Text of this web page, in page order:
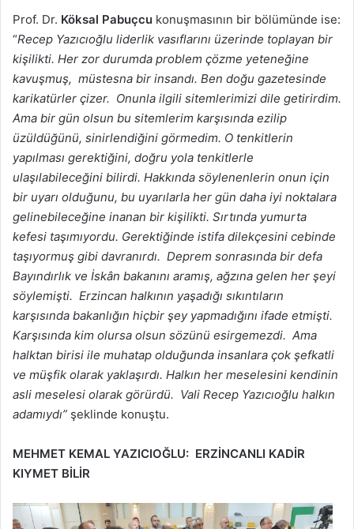
Prof. Dr. Köksal Pabuçcu konuşmasının bir bölümünde ise:
“Recep Yazıcıoğlu liderlik vasıflarını üzerinde toplayan bir
kişilikti. Her zor durumda problem çözme yeteneğine
kavuşmuş, müstesna bir insandı. Ben doğu gazetesinde
karikatürler çizer. Onunla ilgili sitemlerimizi dile getirirdim.
Ama bir gün olsun bu sitemlerim karşısında ezilip
üzüldüğünü, sinirlendiğini görmedim. O tenkitlerin
yapılması gerektiğini, doğru yola tenkitlerle
ulaşılabileceğini bilirdi. Hakkında söylenenlerin onun için
bir uyarı olduğunu, bu uyarılarla her gün daha iyi noktalara
gelinebileceğine inanan bir kişilikti. Sırtında yumurta
kefesi taşımıyordu. Gerektiğinde istifa dilekçesini cebinde
taşıyormuş gibi davranırdı. Deprem sonrasında bir defa
Bayındırlık ve İskân bakanını aramış, ağzına gelen her şeyi
söylemişti. Erzincan halkının yaşadığı sıkıntıların
karşısında bakanlığın hiçbir şey yapmadığını ifade etmişti.
Karşısında kim olursa olsun sözünü esirgemezdi. Ama
halktan birisi ile muhatap olduğunda insanlara çok şefkatli
ve müşfik olarak yaklaşırdı. Halkın her meselesini kendinin
asli meselesi olarak görürdü. Vali Recep Yazıcıoğlu halkın
adamıydı” şeklinde konuştu.
MEHMET KEMAL YAZICIOĞLU: ERZİNCANLI KADİR
KIYMET BİLİR